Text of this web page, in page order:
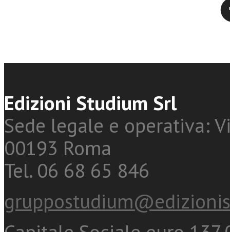
Edizioni Studium Srl
Sede legale e operativa:
00193 Roma
Tel. 06 68 65 846